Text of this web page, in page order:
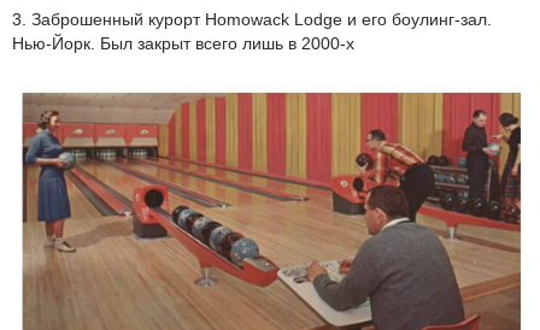
3. Заброшенный курорт Homowack Lodge и его боулинг-зал.
Нью-Йорк. Был закрыт всего лишь в 2000-х